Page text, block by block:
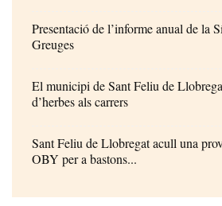
Presentació de l’informe anual de la
Greuges
El municipi de Sant Feliu de
d’herbes als carrers
Sant Feliu de Llobregat acull una
OBY per a bastons...